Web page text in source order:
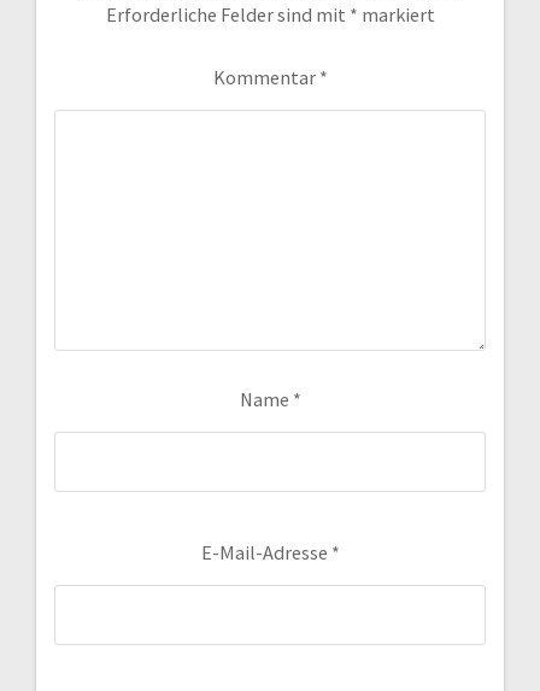
Erforderliche Felder sind mit * markiert
Kommentar *
Name *
E-Mail-Adresse *